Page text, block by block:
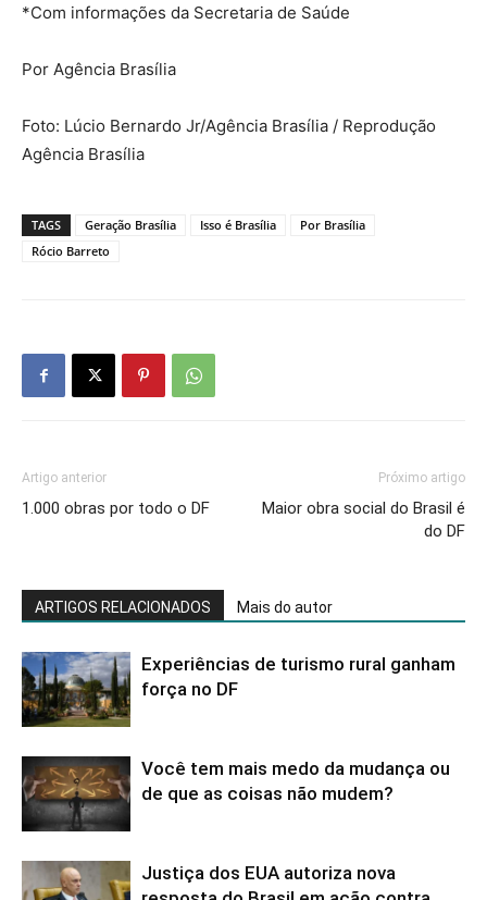
*Com informações da Secretaria de Saúde
Por Agência Brasília
Foto: Lúcio Bernardo Jr/Agência Brasília / Reprodução
Agência Brasília
TAGS Geração Brasília Isso é Brasília
Por Brasília
Rócio Barreto
Artigo anterior
1.000 obras por todo o DF
Próximo artigo
Maior obra social do Brasil é
do DF
ARTIGOS RELACIONADOS Mais do autor
Experiências de turismo rural ganham
força no DF
Você tem mais medo da mudança ou
de que as coisas não mudem?
Justiça dos EUA autoriza nova